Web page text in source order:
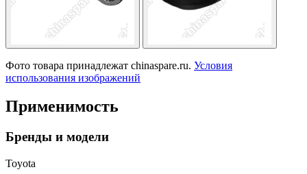
Фото товара принадлежат chinaspare.ru. Условия
использования изображений
Применимость
Бренды и модели
Toyota